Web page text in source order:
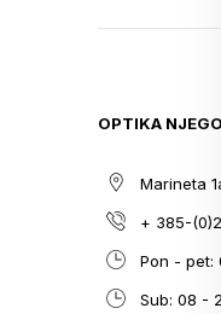
THE
THE
GALLERY
OPTIKA
Marineta
+ 385-
Pon - pet:
Sub: 08 -